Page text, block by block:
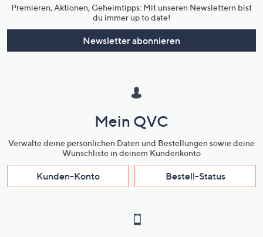
Premieren, Aktionen, Geheimtipps: Mit unseren Newslettern bist
du immer up to date!
Newsletter abonnieren
Mein QVC
Verwalte deine persönlichen Daten und Bestellungen sowie deine
Wunschliste in deinem Kundenkonto
Kunden-Konto Bestell-Status